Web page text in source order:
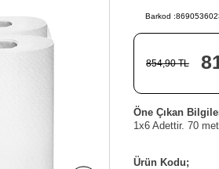
Barkod :
854,90TL
Öne Çıkan
1x6 Adettir. 70
Ürün Kodu;